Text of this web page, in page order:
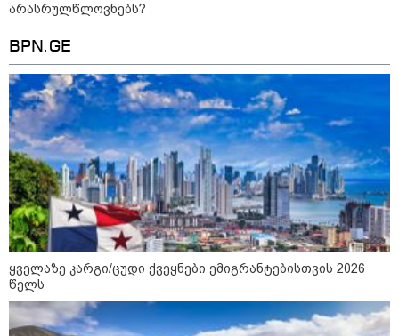
ბერუაშვილს ბრალდება
წარედგინათ - რამდენ წლიანი
პატიმრობა ემუქრებათ
არასრულწლოვნებს?
რა გახდა “სამგორის” მეტროში
სტუდენტის გარდაცვალების
მიზეზი - ცნობილია ექსპერტიზის
პასუხი
Faceამბები
არასრულწლოვნებს?
BPN.GE
ყველაზე კარგი/ცუდი ქვეყნები ემიგრანტებისთვის 2026
წელს